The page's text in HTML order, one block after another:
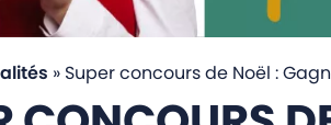
» Super concours de Noël :